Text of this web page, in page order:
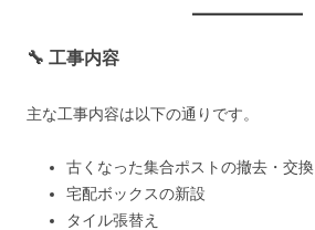
🔧 工事内容
主な工事内容は以下の通りです。
古くなった集合ポストの撤去・交換
宅配ボックスの新設
タイル張替え